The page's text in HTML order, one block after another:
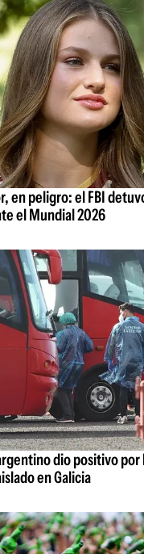
en peligro: el FBI
el Mundial 2026
dio positivo por
en Galicia